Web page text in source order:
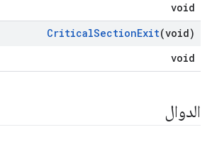
void
CriticalSectionExit(void)
void
الدوال